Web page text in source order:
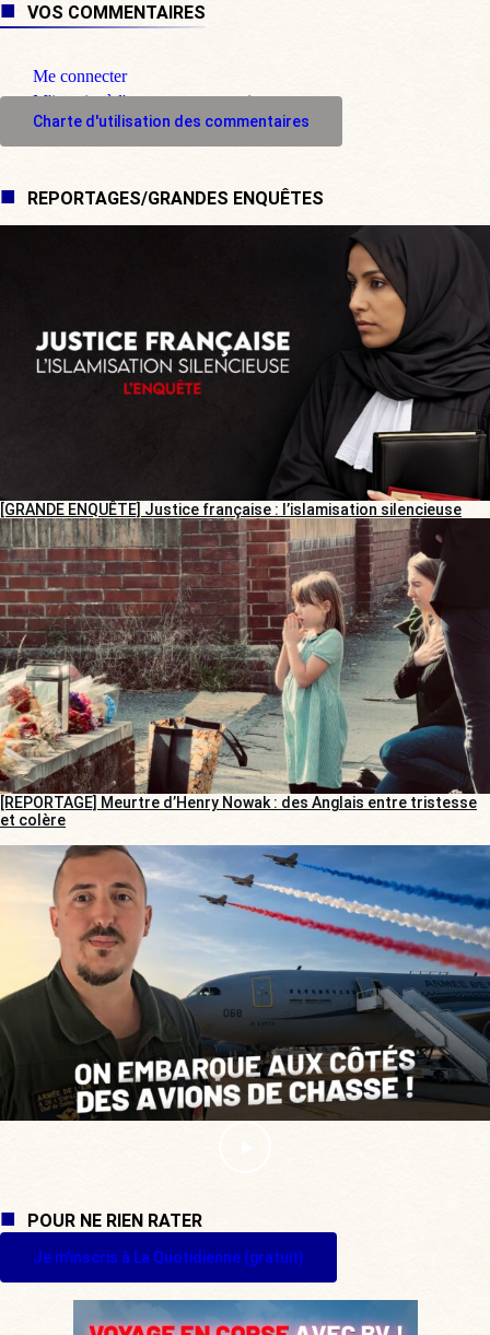
VOS COMMENTAIRES
Me connecter
M'inscrire à l'espace commentaire
Charte d'utilisation des commentaires
REPORTAGES/GRANDES ENQUÊTES
[GRANDE ENQUÊTE] Justice française : l’islamisation silencieuse
[REPORTAGE] Meurtre d’Henry Nowak : des Anglais entre tristesse
et colère
POUR NE RIEN RATER
Je m'inscris à La Quotidienne (gratuit)